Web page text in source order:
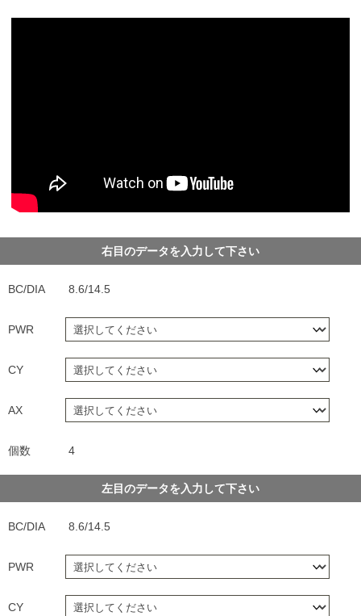
右目のデータを入力して下さい
BC/DIA 8.6/14.5
PWR
CY
AX
個数 4
左目のデータを入力して下さい
BC/DIA 8.6/14.5
PWR
CY